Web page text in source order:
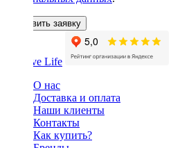
Оставить заявку
О нас
Доставка и оплата
Наши клиенты
Контакты
Как купить?